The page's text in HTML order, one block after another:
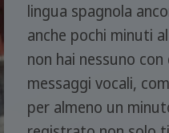
lingua spagnola
anche pochi minuti
non hai nessuno
messaggi vocali,
per almeno un